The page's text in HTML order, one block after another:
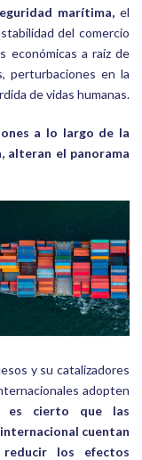
marítima, el
del comercio
económicas a raíz de
perturbaciones en la
de vidas humanas.
a lo largo de la
alteran el panorama
y su catalizadores
adopten
es cierto que las
cuentan
los efectos